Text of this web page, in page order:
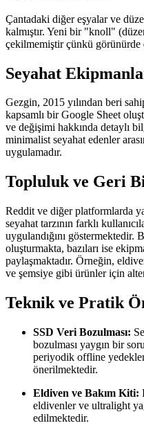
Çantadaki diğer eşyalar ve
kalmıştır. Yeni bir "knoll"
çekilmemiştir çünkü
Seyahat
Gezgin, 2015 yılından beri
kapsamlı bir Google Sheet
ve değişimi hakkında detaylı
minimalist seyahat edenler
uygulamadır.
Topluluk ve Geri
Reddit ve diğer platformlarda
seyahat tarzının farklı
uygulandığını göstermektedir.
oluşturmakta, bazıları ise
paylaşmaktadır. Örneğin,
ve şemsiye gibi ürünler için
Teknik ve Pratik
SSD Veri Bozulması:
bozulması yaygın bir
periyodik offline
önerilmektedir.
Eldiven ve Bakım Kiti:
eldivenler ve ultralight
edilmektedir.